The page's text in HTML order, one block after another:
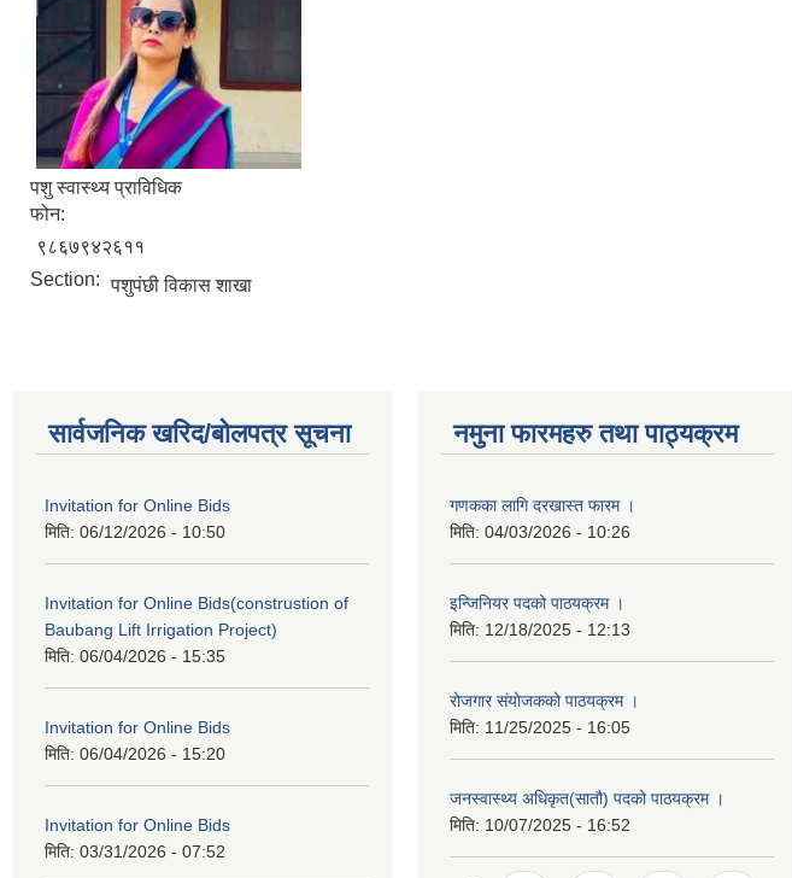
पशु स्वास्थ्य प्राविधिक
फोन:
९८६७९४२६११
Section: पशुपंछी विकास शाखा
सार्वजनिक खरिद/बोलपत्र सूचना
Invitation for Online Bids
मिति: 06/12/2026 - 10:50
Invitation for Online Bids(construstion of
Baubang Lift Irrigation Project)
मिति: 06/04/2026 - 15:35
Invitation for Online Bids
मिति: 06/04/2026 - 15:20
Invitation for Online Bids
मिति: 03/31/2026 - 07:52
नमुना फारमहरु तथा पाठ्यक्रम
गणकका लागि दरखास्त फारम ।
मिति: 04/03/2026 - 10:26
इन्जिनियर पदको पाठयक्रम ।
मिति: 12/18/2025 - 12:13
रोजगार संयोजकको पाठयक्रम ।
मिति: 11/25/2025 - 16:05
जनस्वास्थ्य अधिकृत(सातौ) पदको पाठयक्रम ।
मिति: 10/07/2025 - 16:52